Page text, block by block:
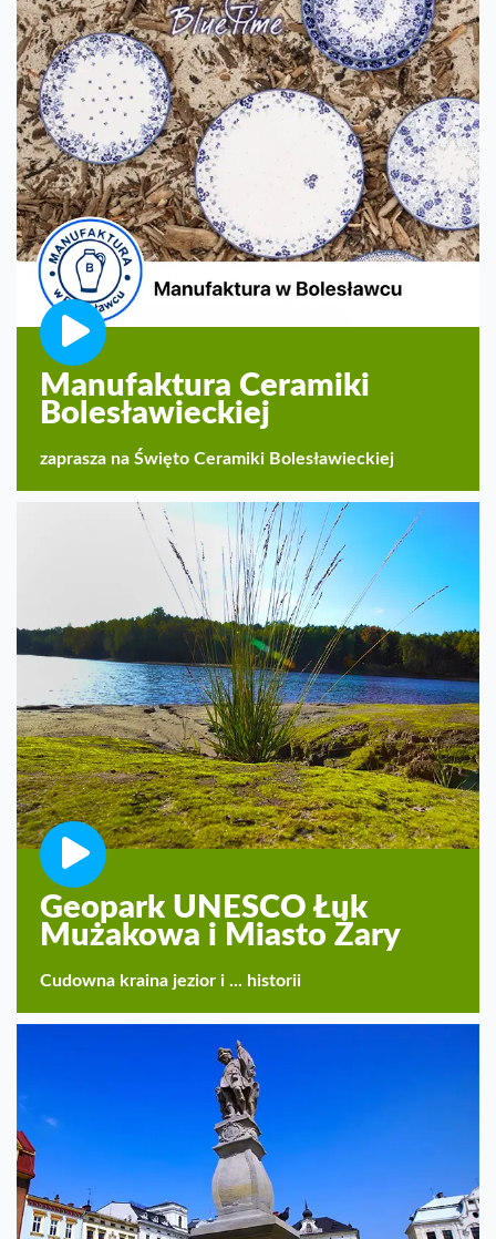
Manufaktura Ceramiki
Bolesławieckiej
zaprasza na Święto Ceramiki Bolesławieckiej
Geopark UNESCO Łuk
Mużakowa i Miasto Żary
Cudowna kraina jezior i ... historii